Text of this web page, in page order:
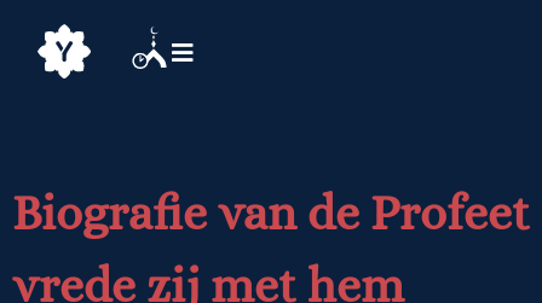
Biografie van de Profeet
vrede zij met hem